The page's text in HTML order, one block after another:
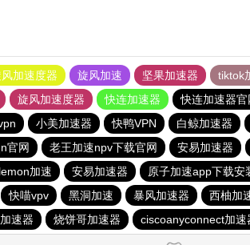
加速度器 旋风加速 坚果加速器 tiktok
旋风加速度器 快连加速器 快连加速器官
小美加速器 快鸭VPN 白鲸加速器
官网 老王加速npv下载官网 安易加速器
加速 安易加速器 原子加速app下载安
快喵vpv 黑洞加速 暴风加速器 西柚加
速器 烧饼哥加速器 ciscoanyconnect加速